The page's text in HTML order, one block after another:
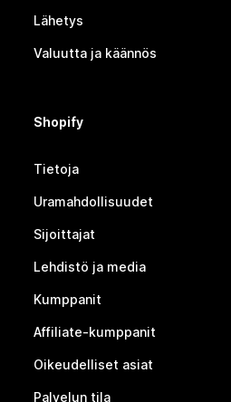
Lähetys
Valuutta ja käännös
Shopify
Tietoja
Uramahdollisuudet
Sijoittajat
Lehdistö ja media
Kumppanit
Affiliate-kumppanit
Oikeudelliset asiat
Palvelun tila